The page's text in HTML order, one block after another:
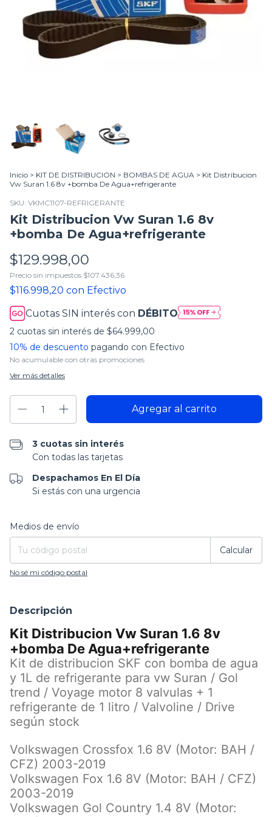
Inicio > KIT DE DISTRIBUCION > BOMBAS DE AGUA > Kit Distribucion
Vw Suran 1.6 8v +bomba De Agua+refrigerante
SKU: VKMC1107-REFRIGERANTE
Kit Distribucion Vw Suran 1.6 8v
+bomba De Agua+refrigerante
$129.998,00
Precio sin impuestos $107.436,36
$116.998,20 con Efectivo
Cuotas SIN interés con DÉBITO
2 cuotas sin interés de $64.999,00
10% de descuento pagando con Efectivo
No acumulable con otras promociones
Ver más detalles
3 cuotas sin interés
Con todas las tarjetas
Despachamos En El Día
Si estás con una urgencia
Entregas para el CP:
Medios de envío
Calcular
No sé mi código postal
Descripción
Kit Distribucion Vw Suran 1.6 8v
+bomba De Agua+refrigerante
Kit de distribucion SKF con bomba de agua
y 1L de refrigerante para vw Suran / Gol
trend / Voyage motor 8 valvulas + 1
refrigerante de 1 litro / Valvoline / Drive
según stock
Volkswagen Crossfox 1.6 8V (Motor: BAH /
CFZ) 2003-2019
Volkswagen Fox 1.6 8V (Motor: BAH / CFZ)
2003-2019
Volkswagen Gol Country 1.4 8V (Motor: